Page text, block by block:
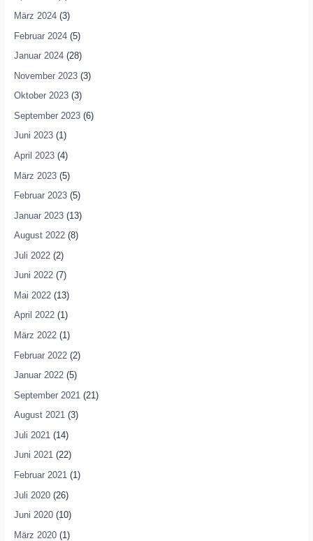
März 2024(3)
Februar 2024(5)
Januar 2024(28)
November 2023(3)
Oktober 2023(3)
September 2023(6)
Juni 2023(1)
April 2023(4)
März 2023(5)
Februar 2023(5)
Januar 2023(13)
August 2022(8)
Juli 2022(2)
Juni 2022(7)
Mai 2022(13)
April 2022(1)
März 2022(1)
Februar 2022(2)
Januar 2022(5)
September 2021 (21)
August 2021(3)
Juli 2021 (14)
Juni 2021(22)
Februar 2021 (1)
Juli 2020(26)
Juni 2020(10)
März 2020(1)